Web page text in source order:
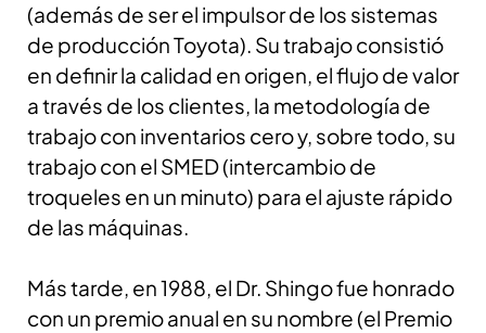
(además de ser el impulsor de los sistemas
de producción Toyota). Su trabajo consistió
en definir la calidad en origen, el flujo de valor
a través de los clientes, la metodología de
trabajo con inventarios cero y, sobre todo, su
trabajo con el SMED (intercambio de
troqueles en un minuto) para el ajuste rápido
de las máquinas.
Más tarde, en 1988, el Dr. Shingo fue honrado
con un premio anual en su nombre (el Premio